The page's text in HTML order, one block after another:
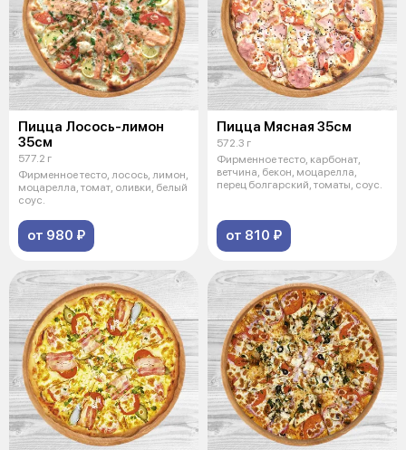
Пицца Лосось-лимон
35см
577.2 г
Фирменное тесто, лосось, лимон,
моцарелла, томат, оливки, белый
соус.
от 980 ₽
Пицца Мясная 35см
572.3 г
Фирменное тесто, карбонат,
ветчина, бекон, моцарелла,
перец болгарский, томаты, соус.
от 810 ₽